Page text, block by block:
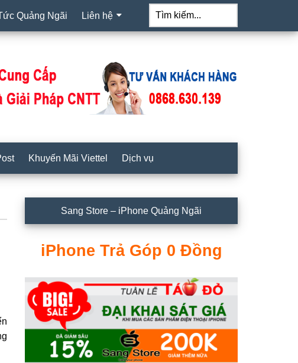
Quảng Ngãi Liên hệ
Tìm
kiếm...
Khuyến Mãi Viettel Dịch vụ
Sidebar
chính
Sang Store – iPhone Quảng Ngãi
iPhone Trả Góp 0 Đồng